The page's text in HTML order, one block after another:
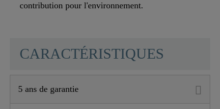
contribution pour l'environnement.
Matériau Laiton UBA
CARACTÉRISTIQUES
5 ans de garantie